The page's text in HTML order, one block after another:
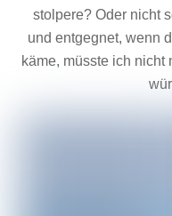
stolpere? Oder nicht
und entgegnet, wenn
käme, müsste ich nicht